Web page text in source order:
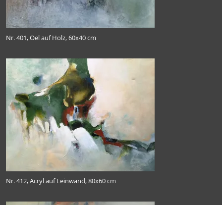
Nr. 401, Oel auf Holz, 60x40 cm
Nr. 412, Acryl auf Leinwand, 80x60 cm